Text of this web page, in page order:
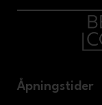
Åpningstider